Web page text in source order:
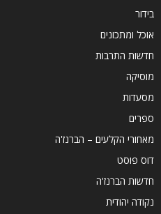
בידור
אוכל ומתכונים
חדשות התרבות
מוסיקה
מסעדות
ספרים
מאחורי הקלעים – הברנז'ה
דוס פוסט
חדשות הברנז'ה
נקודה יהודית